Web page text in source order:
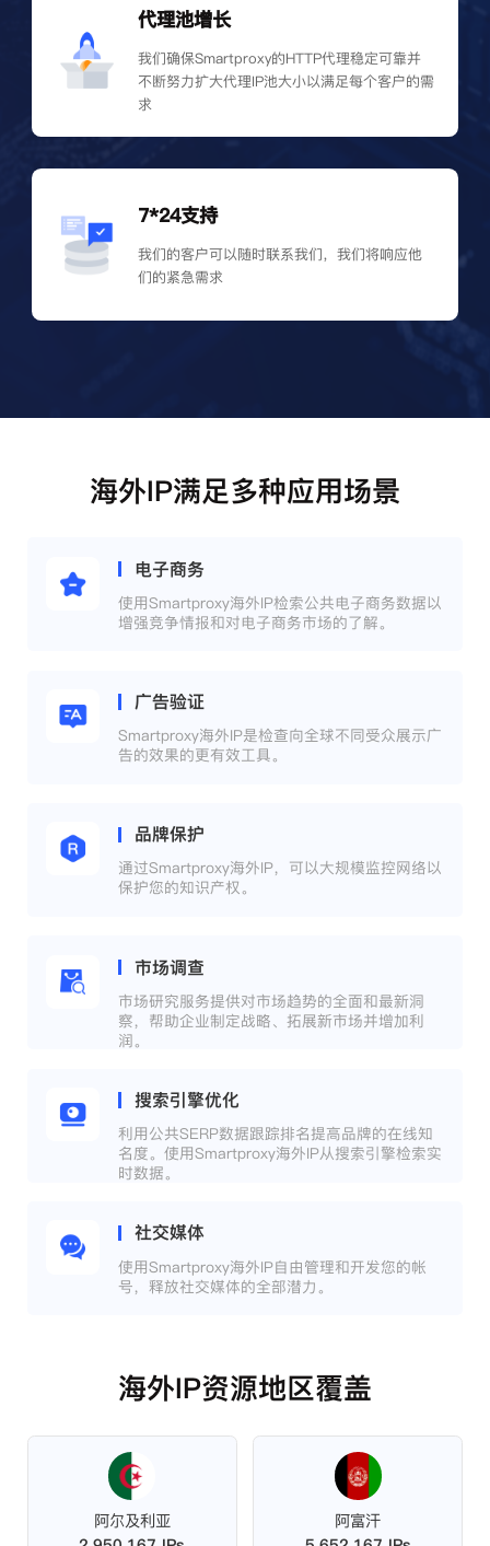
代理池增长
我们确保Smartproxy的HTTP代理稳定可靠并
不断努力扩大代理IP池大小以满足每个客户的需
求
7*24支持
我们的客户可以随时联系我们，我们将响应他
们的紧急需求
海外IP满足多种应用场景
电子商务
使用Smartproxy海外IP检索公共电子商务数据以
增强竞争情报和对电子商务市场的了解。
广告验证
Smartproxy海外IP是检查向全球不同受众展示广
告的效果的更有效工具。
品牌保护
通过Smartproxy海外IP，可以大规模监控网络以
保护您的知识产权。
市场调查
市场研究服务提供对市场趋势的全面和最新洞
察，帮助企业制定战略、拓展新市场并增加利
润。
搜索引擎优化
利用公共SERP数据跟踪排名提高品牌的在线知
名度。使用Smartproxy海外IP从搜索引擎检索实
时数据。
社交媒体
使用Smartproxy海外IP自由管理和开发您的帐
号，释放社交媒体的全部潜力。
海外IP资源地区覆盖
阿尔及利亚
阿富汗